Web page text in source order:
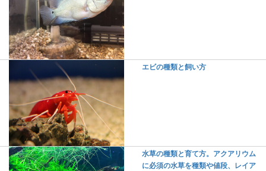
エビの種類と飼い方
水草の種類と育て方。アクアリウム
に必須の水草を種類や値段、レイア